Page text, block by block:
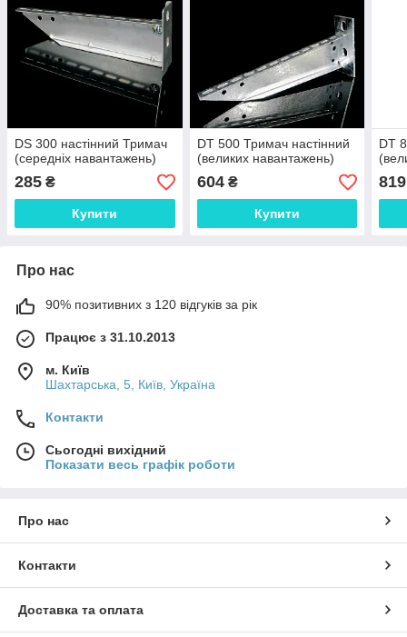
DS 300 настінний Тримач
(середніх навантажень)
285 ₴
Купити
DT 500 Тримач настінний
(великих навантажень)
604₴
Купити
DT
819
Про нас
90% позитивних з 120 відгуків за рік
Працює з 31.10.2013
м. Київ
Шахтарська, 5, Київ, Україна
Контакти
Сьогодні вихідний
Показати весь графік роботи
Про нас
Контакти
Доставка та оплата